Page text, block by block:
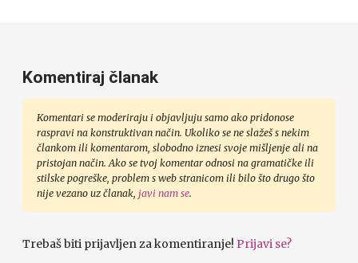
Komentiraj članak
Komentari se moderiraju i objavljuju samo ako pridonose
raspravi na konstruktivan način. Ukoliko se ne slažeš s nekim
člankom ili komentarom, slobodno iznesi svoje mišljenje ali na
pristojan način. Ako se tvoj komentar odnosi na gramatičke ili
stilske pogreške, problem s web stranicom ili bilo što drugo što
nije vezano uz članak, javi nam se.
Trebaš biti prijavljen za komentiranje! Prijavi se?